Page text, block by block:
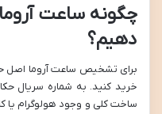
چگونه ساعت
دهیم؟
برای تشخیص ساعت آروما اصل
خرید کنید. به شماره سریال
ساخت کلی و وجود هولوگرام یا